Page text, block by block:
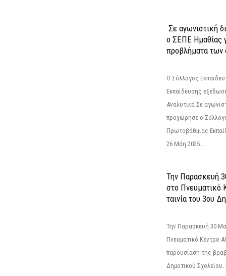
Σε αγωνιστική
ο ΣΕΠΕ Ημαθίας
προβλήματα των
Ο Σύλλογος
Εκπαίδευσης
Αναλυτικά Σε
προχώρησε ο
Πρωτοβάθμιας
26 Μάη 2025...
Την Παρασκευή
στο Πνευματικό
ταινία του 3ου
Την Παρασκευή 30
Πνευματικό Κέντρο
παρουσίαση της
Δημοτικού Σχολείου.